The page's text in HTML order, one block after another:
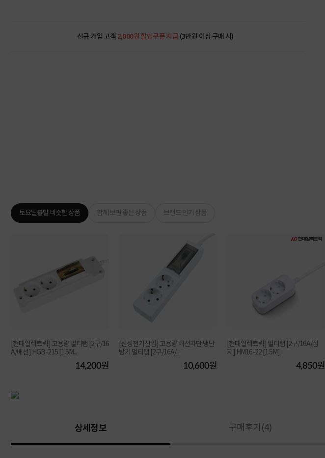
신규 가입 고객 2,000원 할인쿠폰 지급 (3만원 이상 구매 시)
토요일출발 비슷한 상품 함께 보면 좋은 상품 브랜드 인기 상품
[현대일렉트릭] 고용량 멀티탭 [2구/16
A/배선] HGB-215 [1.5M...
14,200원
[신성전기산업] 고용량 배선차단 냉난
방기 멀티탭 [2구/16A/...
10,600원
[현대일렉트릭] 멀티탭 [2구/16A/접
지] HM16-22 [1.5M]
4,850원
상세정보 구매후기(4)